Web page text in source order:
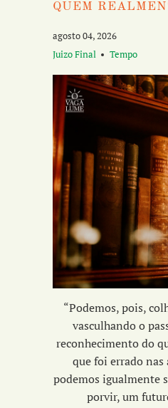
QUEM
agosto 04, 2026
Juizo Final
Tempo
“Podemos, pois,
vasculhando o
reconhecimento do
que foi errado nas
podemos igualmente
porvir, um